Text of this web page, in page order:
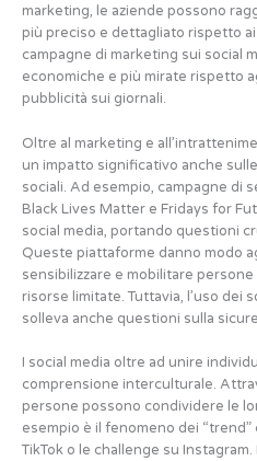
marketing, le aziende possono
più preciso e dettagliato rispetto ai
campagne di marketing sui social
economiche e più mirate rispetto
pubblicità sui giornali.
Oltre al marketing e
un impatto significativo anche
sociali. Ad esempio, campagne di
Black Lives Matter e Fridays for
social media, portando questioni
Queste piattaforme danno modo
sensibilizzare e mobilitare
risorse limitate. Tuttavia, l’uso dei
solleva anche questioni sulla
I social media oltre ad unire
comprensione interculturale.
persone possono condividere le
esempio è il fenomeno dei
TikTok o le challenge su